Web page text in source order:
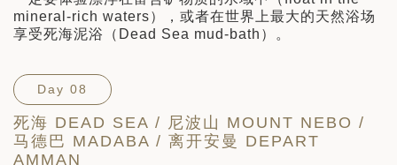
mineral-rich waters），或者在世界上最大的天然浴场
享受死海泥浴（Dead Sea mud-bath）。
Day 08
死海 DEAD SEA / 尼波山 MOUNT NEBO /
马德巴 MADABA / 离开安曼 DEPART
AMMAN